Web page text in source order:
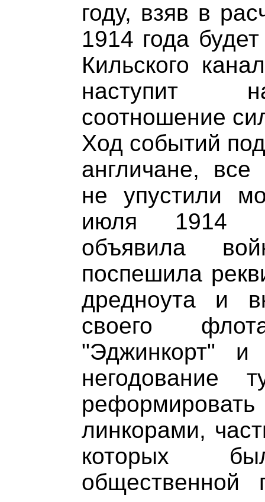
году, взяв в
1914 года
Кильского
наступит
соотношение
Ход событий
англичане,
не упустили
июля 1914
объявила
поспешила
дредноута и
своего
"Эджинкорт"
негодование
линкорами,
которых
общественной